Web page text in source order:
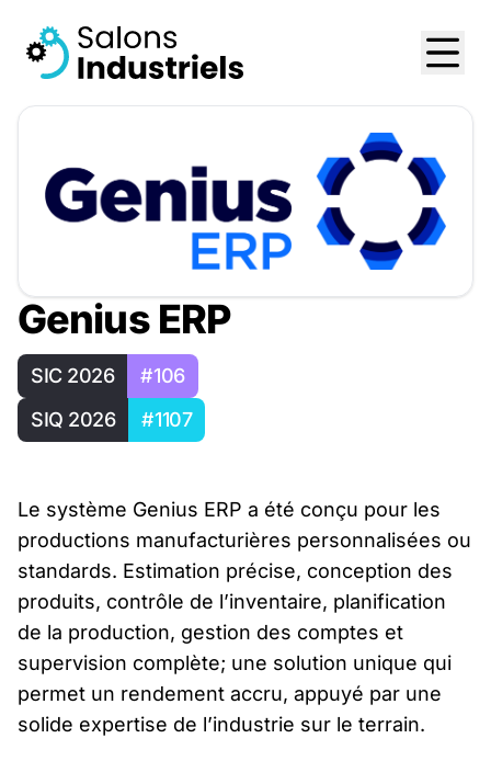
Genius ERP
SIC 2026
#106
SIQ 2026
#1107
Le système Genius ERP a été conçu pour les
productions manufacturières personnalisées ou
standards. Estimation précise, conception des
produits, contrôle de l’inventaire, planification
de la production, gestion des comptes et
supervision complète; une solution unique qui
permet un rendement accru, appuyé par une
solide expertise de l’industrie sur le terrain.